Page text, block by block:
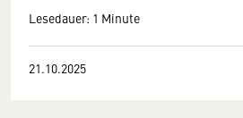
Lesedauer: 1 Minute
21.10.2025